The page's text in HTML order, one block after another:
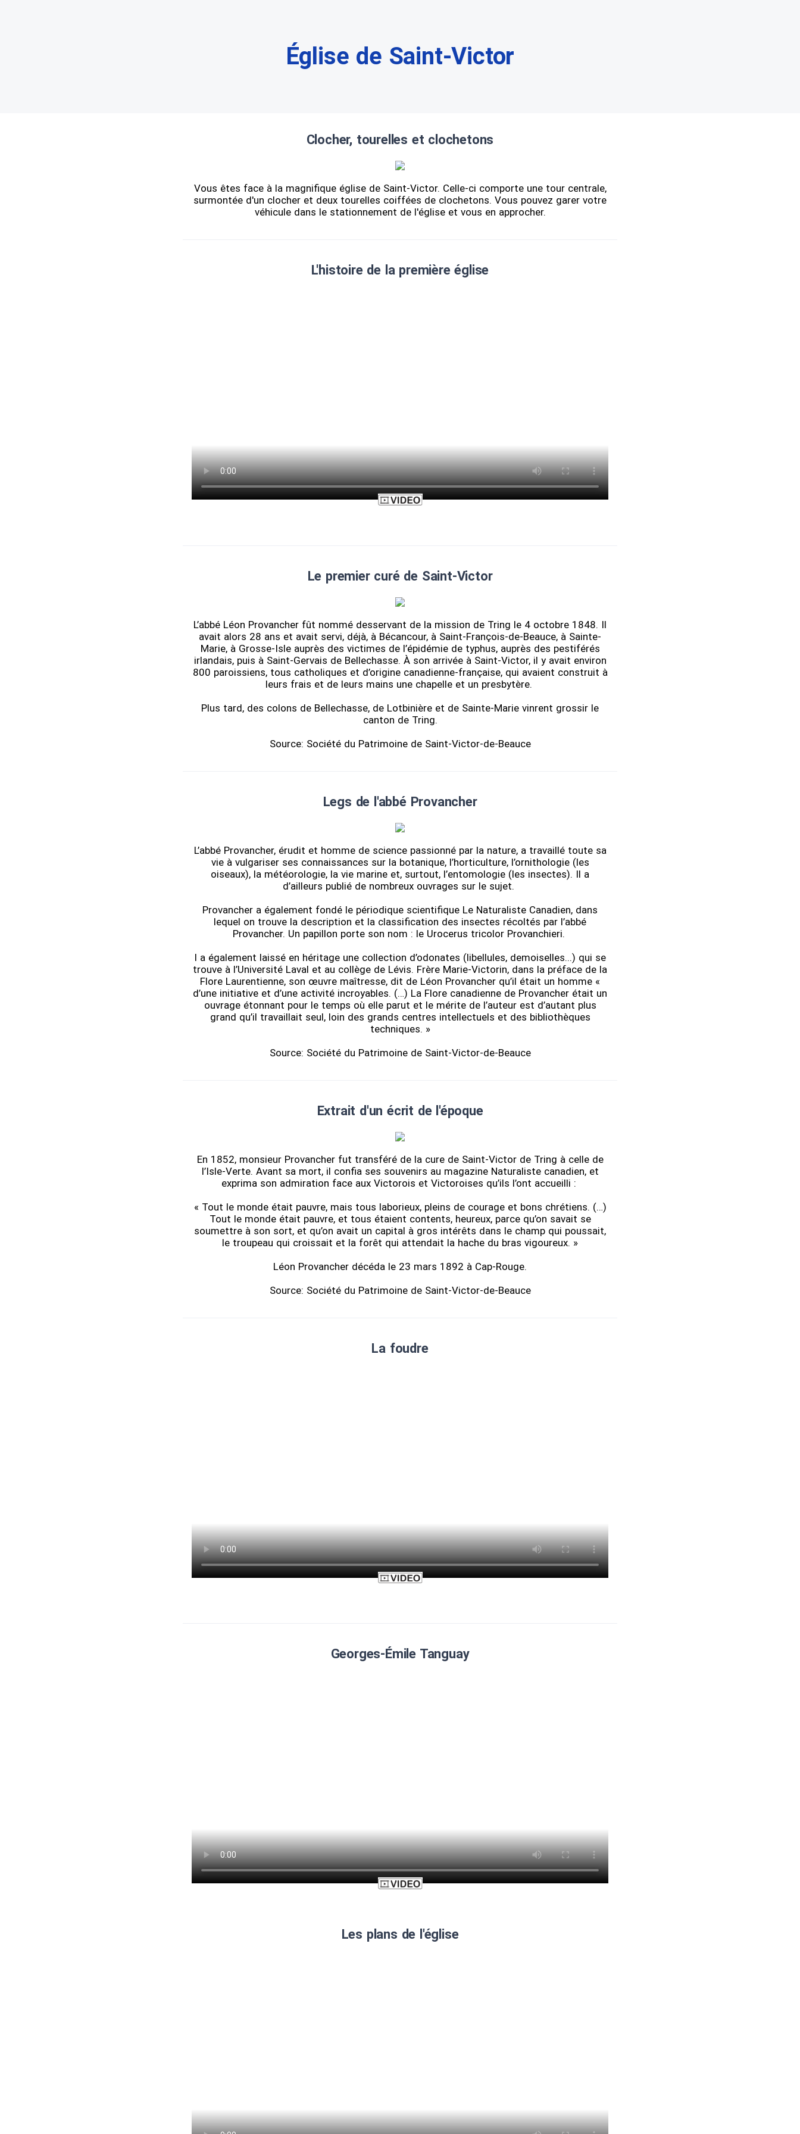
Église de Saint-Victor
Clocher, tourelles et clochetons
Vous êtes face à la magnifique église de Saint-Victor. Celle-ci comporte une tour centrale,
surmontée d'un clocher et deux tourelles coiffées de clochetons. Vous pouvez garer votre
véhicule dans le stationnement de l'église et vous en approcher.
L'histoire de la première église
Le premier curé de Saint-Victor
L’abbé Léon Provancher fût nommé desservant de la mission de Tring le 4 octobre 1848. Il
avait alors 28 ans et avait servi, déjà, à Bécancour, à Saint-François-de-Beauce, à Sainte-
Marie, à Grosse-Isle auprès des victimes de l’épidémie de typhus, auprès des pestiférés
irlandais, puis à Saint-Gervais de Bellechasse. À son arrivée à Saint-Victor, il y avait environ
800 paroissiens, tous catholiques et d’origine canadienne-française, qui avaient construit à
leurs frais et de leurs mains une chapelle et un presbytère.
Plus tard, des colons de Bellechasse, de Lotbinière et de Sainte-Marie vinrent grossir le
canton de Tring.
Source: Société du Patrimoine de Saint-Victor-de-Beauce
Legs de l'abbé Provancher
L’abbé Provancher, érudit et homme de science passionné par la nature, a travaillé toute sa
vie à vulgariser ses connaissances sur la botanique, l’horticulture, l’ornithologie (les
oiseaux), la météorologie, la vie marine et, surtout, l’entomologie (les insectes). Il a
d’ailleurs publié de nombreux ouvrages sur le sujet.
Provancher a également fondé le périodique scientifique Le Naturaliste Canadien, dans
lequel on trouve la description et la classification des insectes récoltés par l’abbé
Provancher. Un papillon porte son nom : le Urocerus tricolor Provanchieri.
l a également laissé en héritage une collection d’odonates (libellules, demoiselles...) qui se
trouve à l’Université Laval et au collège de Lévis. Frère Marie-Victorin, dans la préface de la
Flore Laurentienne, son œuvre maîtresse, dit de Léon Provancher qu’il était un homme «
d’une initiative et d’une activité incroyables. (…) La Flore canadienne de Provancher était un
ouvrage étonnant pour le temps où elle parut et le mérite de l’auteur est d’autant plus
grand qu’il travaillait seul, loin des grands centres intellectuels et des bibliothèques
techniques. »
Source: Société du Patrimoine de Saint-Victor-de-Beauce
Extrait d'un écrit de l'époque
En 1852, monsieur Provancher fut transféré de la cure de Saint-Victor de Tring à celle de
l’Isle-Verte. Avant sa mort, il confia ses souvenirs au magazine Naturaliste canadien, et
exprima son admiration face aux Victorois et Victoroises qu’ils l’ont accueilli :
« Tout le monde était pauvre, mais tous laborieux, pleins de courage et bons chrétiens. (…)
Tout le monde était pauvre, et tous étaient contents, heureux, parce qu’on savait se
soumettre à son sort, et qu’on avait un capital à gros intérêts dans le champ qui poussait,
le troupeau qui croissait et la forêt qui attendait la hache du bras vigoureux. »
Léon Provancher décéda le 23 mars 1892 à Cap-Rouge.
Source: Société du Patrimoine de Saint-Victor-de-Beauce
La foudre
Georges-Émile Tanguay
Les plans de l'église